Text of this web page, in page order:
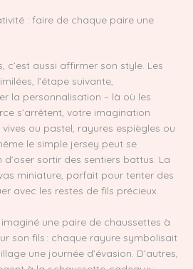
: faire de chaque paire une
c’est aussi affirmer son style. Les
l’étape suivante,
la personnalisation – là où les
s’arrêtent, votre imagination
ou pastel, rayures espiègles ou
le simple jersey peut se
sortir des sentiers battus. La
miniature, parfait pour tenter des
avec les restes de fils précieux.
imaginé une paire de chaussettes à
son fils : chaque rayure symbolisait
une journée d’évasion. D’autres,